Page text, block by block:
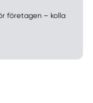
företagen – kolla